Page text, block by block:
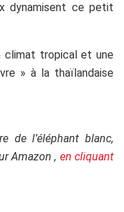
dynamisent ce petit
climat tropical et une
» à la thaïlandaise
de l’éléphant blanc,
Amazon , en cliquant